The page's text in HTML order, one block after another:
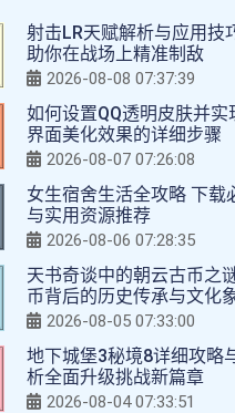
射击LR天赋解析与应用技
助你在战场上精准制敌
2026-08-08 07:37:39
如何设置QQ透明皮肤并实
界面美化效果的详细步骤
2026-08-07 07:26:08
女生宿舍生活全攻略 下载
与实用资源推荐
2026-08-06 07:28:35
天书奇谈中的朝云古币之
币背后的历史传承与文化
2026-08-05 07:33:00
地下城堡3秘境8详细攻略
析全面升级挑战新篇章
2026-08-04 07:33:51